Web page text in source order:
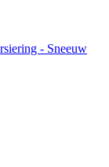
- Sneeuw